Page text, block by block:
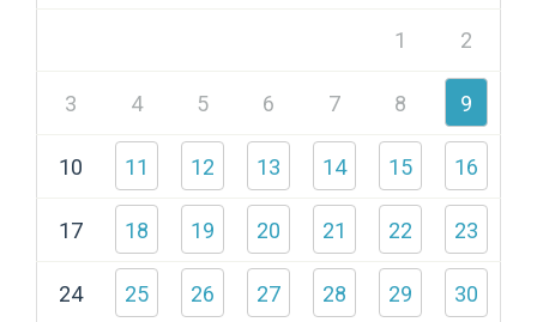
1 2
3 4 5 6 7 8 9
10 11 12 13 14 15 16
17 18 19 20 21 22 23
24 25 26 27 28 29 30